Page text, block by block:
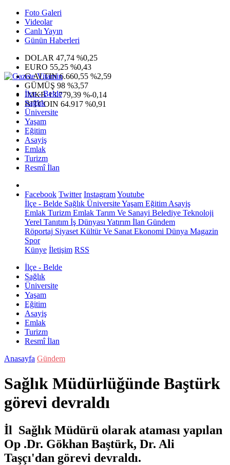
Foto Galeri
Videolar
Canlı Yayın
Günün Haberleri
DOLAR 47,74 %0,25
EURO 55,25 %0,43
G.ALTIN6.660,55 %2,59
GÜMÜŞ 98 %3,57
IMKB13.779,39 %-0,14
BITCOIN 64.917 %0,91
İlçe - Belde
Sağlık
Üniversite
Yaşam
Eğitim
Asayiş
Emlak
Turizm
Resmî İlan
Facebook Twitter InstagramYoutube
İlçe - Belde Sağlık ÜniversiteYaşam Eğitim Asayiş
Emlak Turizm Emlak Tarım Ve Sanayi Belediye Teknoloji
Yerel Tanıtım İş Dünyası Yatırım İlan Gündem
Röportaj Siyaset Kültür Ve Sanat Ekonomi Dünya Magazin
Spor
Künye İletişim RSS
İlçe - Belde
Sağlık
Üniversite
Yaşam
Eğitim
Asayiş
Emlak
Turizm
Resmî İlan
Anasayfa Gündem
Sağlık Müdürlüğünde Baştürk
görevi devraldı
İl Sağlık Müdürü olarak ataması yapılan
Op .Dr. Gökhan Baştürk, Dr. Ali
Taşçı'dan görevi devraldı.